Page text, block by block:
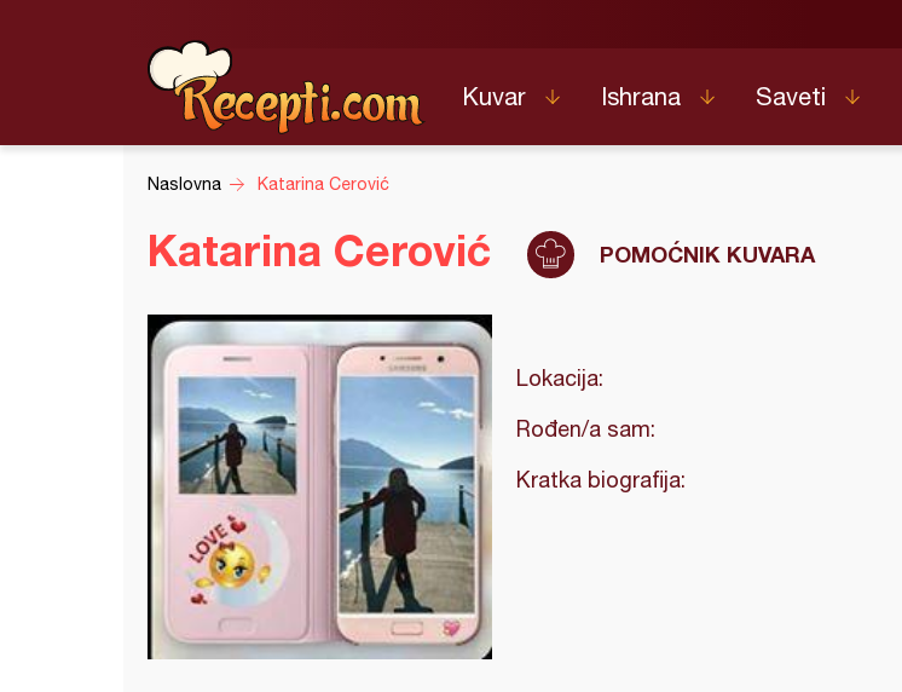
Kuvar Ishrana Saveti
Naslovna Katarina Cerović
Katarina Cerović POMOĆNIK KUVARA
Lokacija:
Rođen/a sam:
Kratka biografija: